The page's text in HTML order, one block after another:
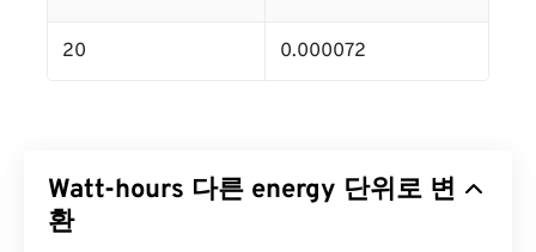
20 0.000072
Watt-hours 다른 energy 단위로 변
환